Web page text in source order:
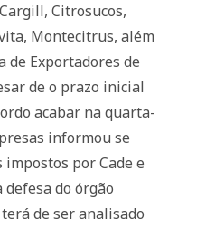
Citrosucos,
Montecitrus, além
de Exportadores de
de o prazo inicial
acabar na quarta-
informou se
por Cade e
defesa do órgão
de ser analisado